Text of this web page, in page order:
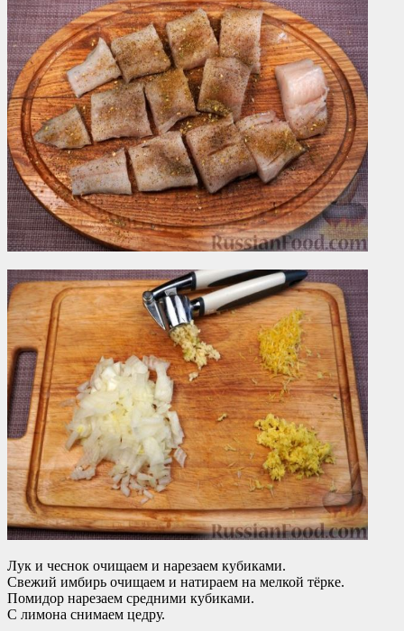
Лук и чеснок очищаем и нарезаем кубиками.
Свежий имбирь очищаем и натираем на мелкой тёрке.
Помидор нарезаем средними кубиками.
С лимона снимаем цедру.